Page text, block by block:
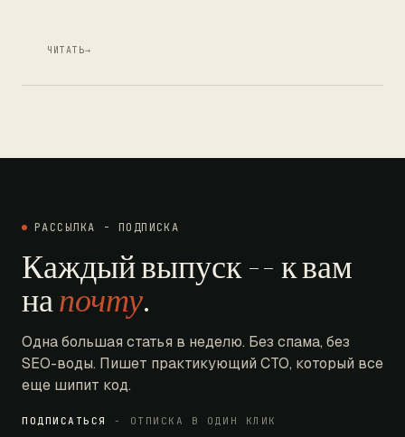
ЧИТАТЬ→
РАССЫЛКА - ПОДПИСКА
Каждый выпуск -- к вам
напочту.
Одна большая статья в неделю. Без спама, без
SEO-воды. Пишет практикующий CTO, который все
еще шипит код.
ПОДПИСАТЬСЯ - ОТПИСКА В ОДИН КЛИК